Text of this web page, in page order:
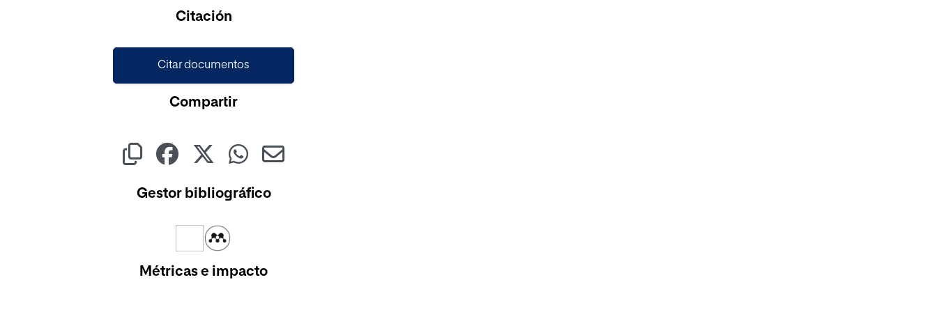
Citación
Citar documentos
Compartir
Gestor bibliográfico
Métricas e impacto